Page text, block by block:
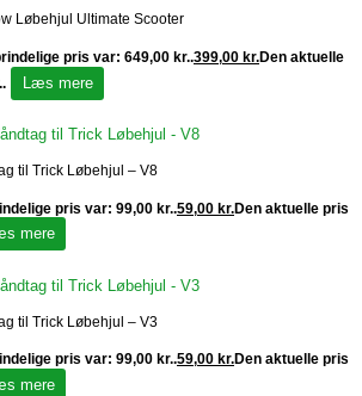
Løbehjul Ultimate Scooter
pris var: 649,00 kr..399,00 kr.Den aktuelle
Læs mere
til Trick Løbehjul – V8
pris var: 99,00 kr..59,00 kr.Den aktuelle pris
mere
til Trick Løbehjul – V3
pris var: 99,00 kr..59,00 kr.Den aktuelle pris
mere